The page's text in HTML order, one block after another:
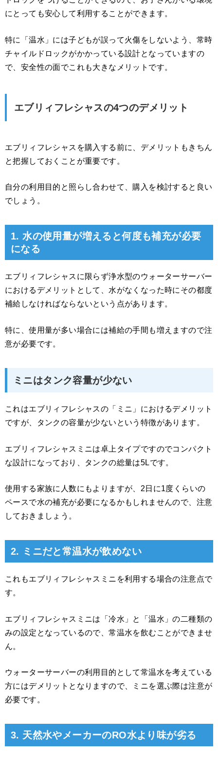
にとっても安心して利用することができます。
特に「温水」には子どもが誤って火傷をしないよう、常時
チャイルドロックがかかっている設計となっていますの
で、安全性の面でこれも大きなメリットです。
エブリィフレシャスの4つのデメリット
エブリィフレシャスを購入する前に、デメリットもきちん
と把握しておくことが重要です。
自分の利用目的と照らし合わせて、購入を検討すると良い
でしょう。
1. 水の使用量が増えると何度も補充が必要
になる
エブリィフレシャスに限らず浄水型のウォーターサーバー
におけるデメリットとして、水がなくなった時にその都度
補給しなければならないという点があります。
特に、使用量が多い場合には補給の手間も増えますので注
意が必要です。
ミニはタンク容量が少ない
これはエブリィフレシャスの「ミニ」におけるデメリット
ですが、タンクの容量が少ないという特徴があります。
エブリィフレシャスミニは卓上タイプですのでコンパクト
な設計になっており、タンクの総量は5Lです。
使用する家族に人数にもよりますが、2日に1度くらいの
ペースで水の補充が必要になるかもしれませんので、注意
しておきましょう。
2. ミニだと常温水が飲めない
これもエブリィフレシャスミニを利用する場合の注意点で
す。
エブリィフレシャスミニは「冷水」と「温水」の二種類の
みの設定となっているので、常温水を飲むことができませ
ん。
ウォーターサーバーの利用目的として常温水を考えている
方にはデメリットとなりますので、ミニを選ぶ際は注意が
必要です。
3. 天然水やメーカーのRO水より味が劣る